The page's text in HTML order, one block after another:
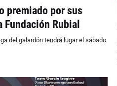
premiado por sus
Rubial
del galardón tendrá lugar el sábado